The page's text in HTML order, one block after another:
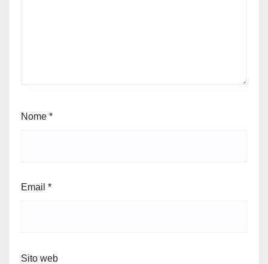
Nome *
Email *
Sito web